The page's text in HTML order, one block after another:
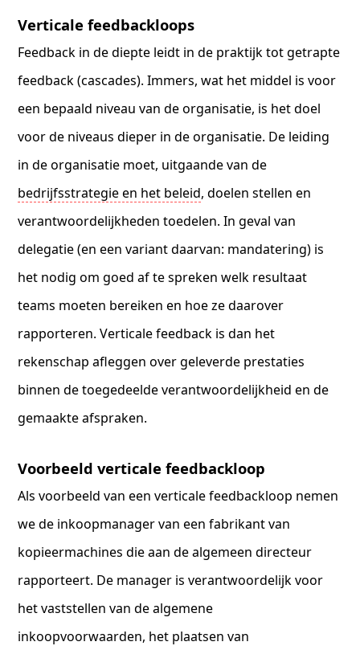
Verticale feedbackloops
Feedback in de diepte leidt in de praktijk tot getrapte
feedback (cascades). Immers, wat het middel is voor
een bepaald niveau van de organisatie, is het doel
voor de niveaus dieper in de organisatie. De leiding
in de organisatie moet, uitgaande van de
bedrijfsstrategie en het beleid, doelen stellen en
verantwoordelijkheden toedelen. In geval van
delegatie (en een variant daarvan: mandatering) is
het nodig om goed af te spreken welk resultaat
teams moeten bereiken en hoe ze daarover
rapporteren. Verticale feedback is dan het
rekenschap afleggen over geleverde prestaties
binnen de toegedeelde verantwoordelijkheid en de
gemaakte afspraken.
Voorbeeld verticale feedbackloop
Als voorbeeld van een verticale feedbackloop nemen
we de inkoopmanager van een fabrikant van
kopieermachines die aan de algemeen directeur
rapporteert. De manager is verantwoordelijk voor
het vaststellen van de algemene
inkoopvoorwaarden, het plaatsen van